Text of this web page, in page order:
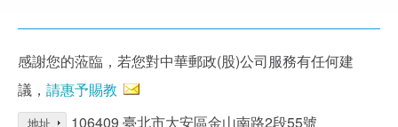
感謝您的蒞臨，若您對中華郵政(股)公司服務有任何建
議， 請惠予賜教
地址 106409 臺北市大安區金山南路2段55號